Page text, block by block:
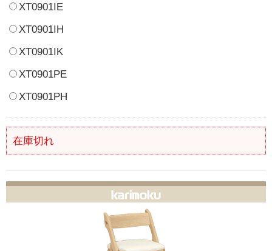
XT0901IE
XT0901IH
XT0901IK
XT0901PE
XT0901PH
在庫切れ